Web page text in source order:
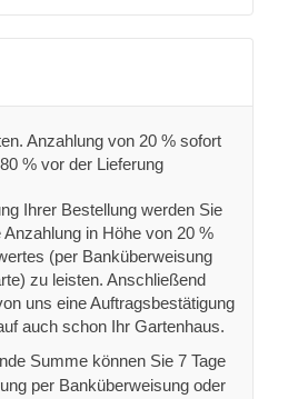
Anzahlung von 20 % sofort
% vor der Lieferung
Ihrer Bestellung werden Sie
Anzahlung in Höhe von 20 %
(per Banküberweisung
zu leisten. Anschließend
uns eine Auftragsbestätigung
auch schon Ihr Gartenhaus.
Summe können Sie 7 Tage
per Banküberweisung oder